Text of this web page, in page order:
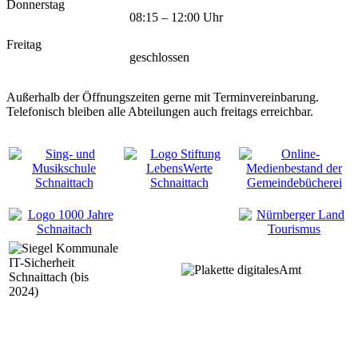
Donnerstag
08:15 – 12:00 Uhr
Freitag
geschlossen
Außerhalb der Öffnungszeiten gerne mit Terminvereinbarung.
Telefonisch bleiben alle Abteilungen auch freitags erreichbar.